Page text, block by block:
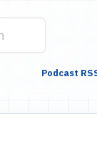
Podcast